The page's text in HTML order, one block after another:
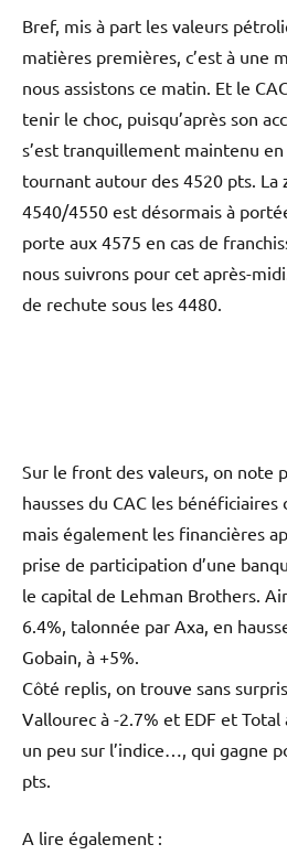
Bref, mis à part les valeurs
matières premières, c’est à une
nous assistons ce matin. Et le
tenir le choc, puisqu’après son
s’est tranquillement maintenu en
tournant autour des 4520 pts. La
4540/4550 est désormais à
porte aux 4575 en cas de
nous suivrons pour cet après-
de rechute sous les 4480.
Sur le front des valeurs, on note
hausses du CAC les bénéficiaires
mais également les financières
prise de participation d’une
le capital de Lehman Brothers.
6.4%, talonnée par Axa, en
Gobain, à +5%.
Côté replis, on trouve sans
Vallourec à -2.7% et EDF et
un peu sur l’indice…, qui gagne
pts.
A lire également :